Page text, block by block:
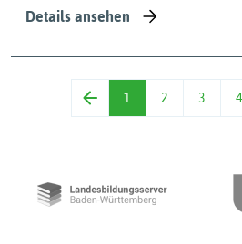
Details ansehen
1 2 3 4